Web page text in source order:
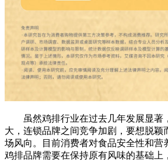
虽然鸡排行业在过去几年发展显著
大，连锁品牌之间竞争加剧，要想脱颖
场风向。目前消费者对食品安全性和营
鸡排品牌需要在保持原有风味的基础上